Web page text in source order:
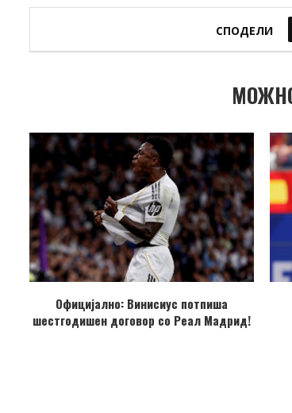
СПОДЕЛИ
Официјално: Винисиус потпиша
шестгодишен договор со Реал Мадрид!